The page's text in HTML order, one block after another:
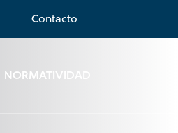
Contacto
NORMATIVIDAD